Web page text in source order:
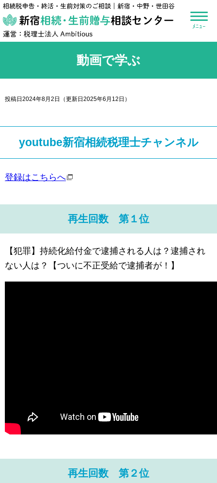
新宿相続・生前
動画で学ぶ
投稿日2024年8月2日 （更新日2025年6月12日）
youtube新宿相続税理士チャンネル
登録はこちらへ
再生回数 第１位
【犯罪】持続化給付金で逮捕される人は？逮捕され
ない人は？【ついに不正受給で逮捕者が！】
再生回数 第２位